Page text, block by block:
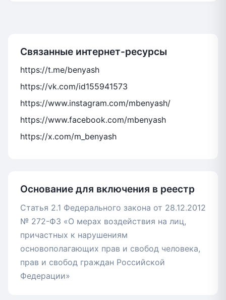
Связанные интернет-ресурсы
https://t.me/benyash
https://vk.com/id155941573
https://www.instagram.com/mbenyash/
https://www.facebook.com/mbenyash
https://x.com/m_benyash
Основание для включения в реестр
Статья 2.1 Федерального закона от 28.12.2012
№ 272-ФЗ «О мерах воздействия на лиц,
причастных к нарушениям
основополагающих прав и свобод человека,
прав и свобод граждан Российской
Федерации»